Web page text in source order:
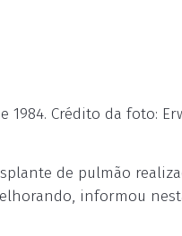
1984. Crédito da foto:
de pulmão
informou